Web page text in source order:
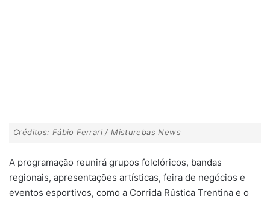
Créditos: Fábio Ferrari / Misturebas News
A programação reunirá grupos folclóricos, bandas
regionais, apresentações artísticas, feira de negócios e
eventos esportivos, como a Corrida Rústica Trentina e o